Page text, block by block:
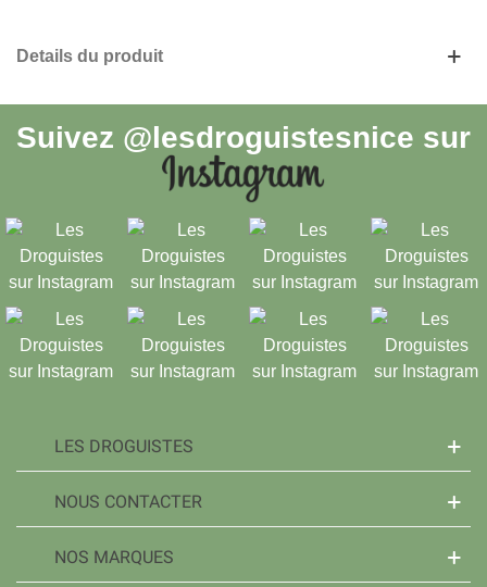
Details du produit
Suivez @lesdroguistesnice sur
LES DROGUISTES
NOUS CONTACTER
NOS MARQUES